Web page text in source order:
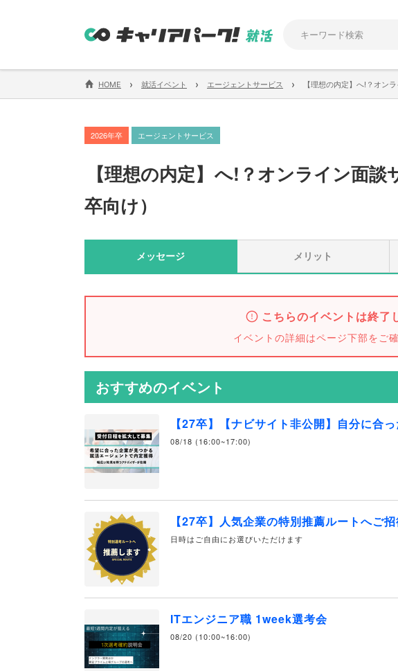
HOME › 就活イベント › エージェントサービス › 【理想の内定】へ!？オン
2026年卒 エージェントサービス
【理想の内定】 へ!？オンライン面談
卒向け）
メッセージ メリット
こちらのイベントは終了
イベントの詳細はページ下部をご
おすすめのイベント
【27卒】【ナビサイト非公開】自分に合
08/18 (16:00~17:00)
【27卒】人気企業の特別推薦ルートへご
日時はご自由にお選びいただけます
ITエンジニア職 1week選考会
08/20 (10:00~16:00)